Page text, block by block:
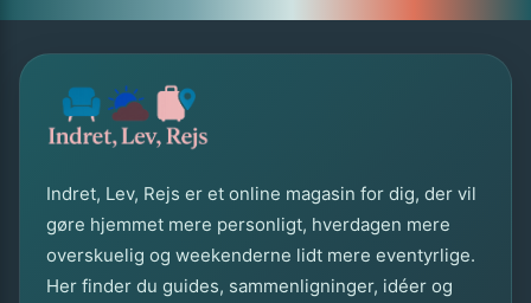
Indret, Lev, Rejs er et online magasin for dig, der vil
gøre hjemmet mere personligt, hverdagen mere
overskuelig og weekenderne lidt mere eventyrlige.
Her finder du guides, sammenligninger, idéer og